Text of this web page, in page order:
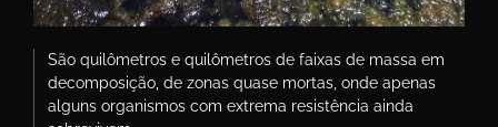
São quilômetros e quilômetros de faixas de massa em
decomposição, de zonas quase mortas, onde apenas
alguns organismos com extrema resistência ainda